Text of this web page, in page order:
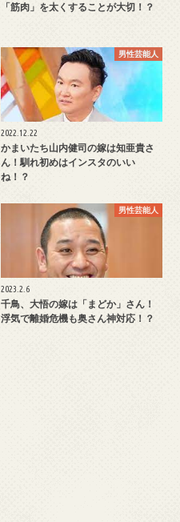
「筋肉」を太くすることが大切！？
男性芸能人
2022.12.22
かまいたち山内健司の嫁は知亜貴さ
ん！馴れ初めはインスタのいい
ね！？
男性芸能人
2023.2.6
千鳥、大悟の嫁は「まどか」さん！
浮気で離婚危機も奥さん神対応！？